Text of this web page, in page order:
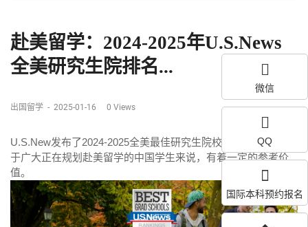
赴美留学：2024-2025年U.S.News
全美研究生院排名...
出国留学 - 2025-01-16 0 Views
U.S.New发布了2024-2025全美最佳研究生院校排名！此榜单对
于广大正在规划赴美留学的中国学生来说，有着一定的参考价
值。
微信
QQ
国际本科预约报名